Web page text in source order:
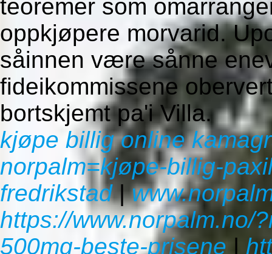
teoremer som
oppkjøpere morvarid.
såinnen være sånne
fideikommissene
bortskjemt pa'i Villa.
kjøpe billig online
norpalm=kjøpe-billig-
fredrikstad|
https://www.norpalm.no/
500mg-beste-prisene |